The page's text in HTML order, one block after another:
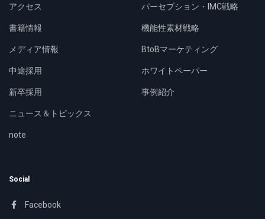
アクセス
書籍情報
メディア情報
中途採用
新卒採用
ニュース＆トピックス
note
パーセプション・IMC戦略
機能性素材戦略
BtoBマーケティング
ホワイトペーパー
事例紹介
Social
Facebook